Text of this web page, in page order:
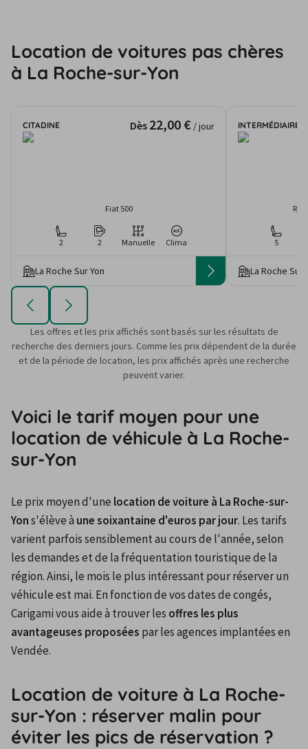
Location de voitures pas chères
à La Roche-sur-Yon
CITADINE Dès 22,00 € / jour
Fiat 500
2 2 Manuelle Clima
La Roche Sur Yon
INTERMÉDIAIRE
5
La Roche Sur
Les offres et les prix affichés sont basés sur les résultats de
recherche des derniers jours. Comme les prix dépendent de la durée
et de la période de location, les prix affichés après une recherche
peuvent varier.
Voici le tarif moyen pour une
location de véhicule à La Roche-
sur-Yon
Le prix moyen d'une location de voiture à La Roche-sur-
Yon s'élève à une soixantaine d'euros par jour. Les tarifs
varient parfois sensiblement au cours de l'année, selon
les demandes et de la fréquentation touristique de la
région. Ainsi, le mois le plus intéressant pour réserver un
véhicule est mai. En fonction de vos dates de congés,
Carigami vous aide à trouver les offres les plus
avantageuses proposées par les agences implantées en
Vendée.
Location de voiture à La Roche-
sur-Yon : réserver malin pour
éviter les pics de réservation ?